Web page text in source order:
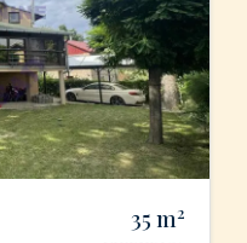
35 m2